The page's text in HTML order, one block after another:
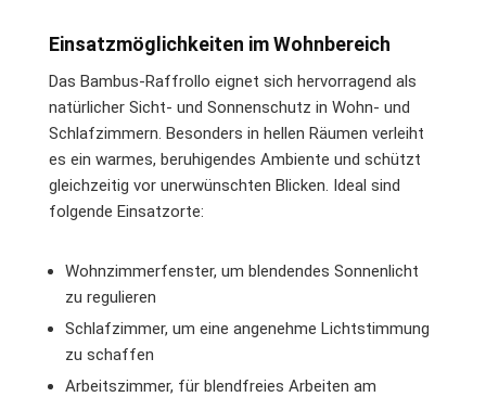
Einsatzmöglichkeiten im Wohnbereich
Das Bambus-Raffrollo eignet sich hervorragend als
natürlicher Sicht- und Sonnenschutz in Wohn- und
Schlafzimmern. Besonders in hellen Räumen verleiht
es ein warmes, beruhigendes Ambiente und schützt
gleichzeitig vor unerwünschten Blicken. Ideal sind
folgende Einsatzorte:
Wohnzimmerfenster, um blendendes Sonnenlicht
zu regulieren
Schlafzimmer, um eine angenehme Lichtstimmung
zu schaffen
Arbeitszimmer, für blendfreies Arbeiten am